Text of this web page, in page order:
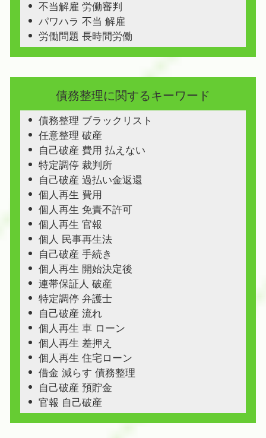
不当解雇 労働審判
パワハラ 不当 解雇
労働問題 長時間労働
債務整理に関するキーワード
債務整理 ブラックリスト
任意整理 破産
自己破産 費用 払えない
特定調停 裁判所
自己破産 過払い金返還
個人再生 費用
個人再生 免責不許可
個人再生 官報
個人 民事再生法
自己破産 手続き
個人再生 開始決定後
連帯保証人 破産
特定調停 弁護士
自己破産 流れ
個人再生 車 ローン
個人再生 差押え
個人再生 住宅ローン
借金 減らす 債務整理
自己破産 預貯金
官報 自己破産